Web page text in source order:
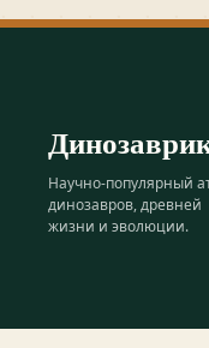
Научно-популярный
динозавров, древней
жизни и эволюции.